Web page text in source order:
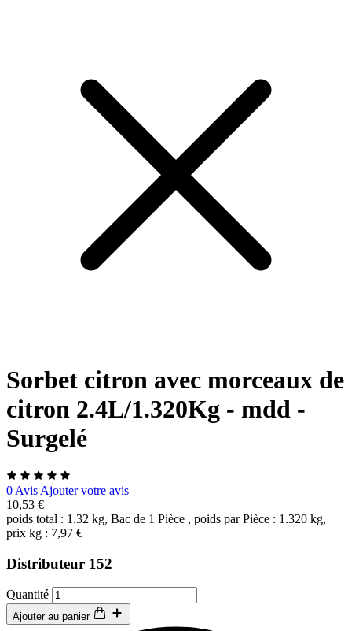
Sorbet citron avec morceaux de
citron 2.4L/1.320Kg - mdd -
Surgelé
0 Avis Ajouter votre avis
10,53 €
poids total : 1.32 kg, Bac de 1 Pièce , poids par Pièce : 1.320 kg,
prix kg : 7,97 €
Distributeur 152
Quantité
Ajouter au panier